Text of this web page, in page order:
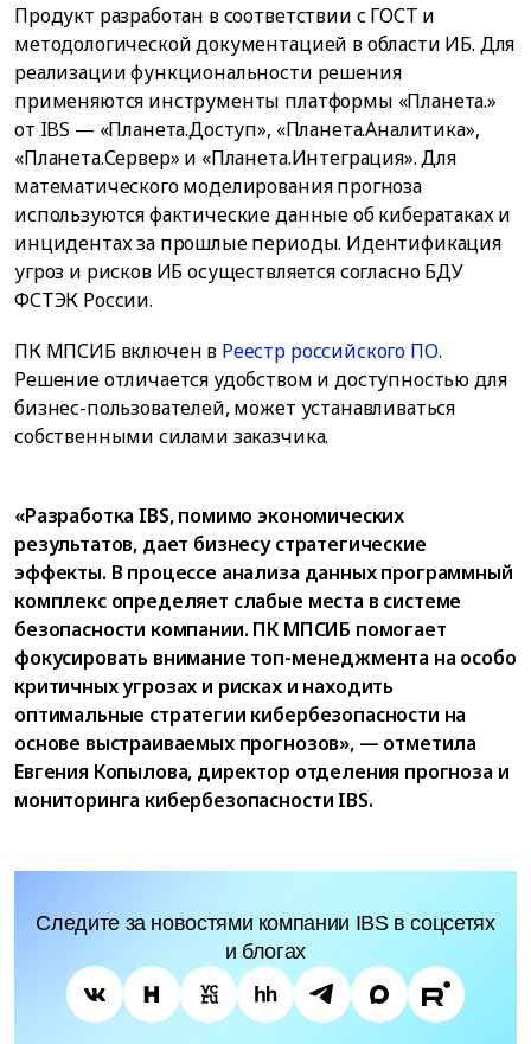
Продукт разработан в соответствии с ГОСТ и
методологической документацией в области ИБ. Для
реализации функциональности решения
применяются инструменты платформы «Планета.»
от IBS — «Планета.Доступ», «Планета.Аналитика»,
«Планета.Сервер» и «Планета.Интеграция». Для
математического моделирования прогноза
используются фактические данные об кибератаках и
инцидентах за прошлые периоды. Идентификация
угроз и рисков ИБ осуществляется согласно БДУ
ФСТЭК России.
ПК МПСИБ включен в Реестр российского ПО.
Решение отличается удобством и доступностью для
бизнес-пользователей, может устанавливаться
собственными силами заказчика.
«Разработка IBS, помимо экономических
результатов, дает бизнесу стратегические
эффекты. В процессе анализа данных программный
комплекс определяет слабые места в системе
безопасности компании. ПК МПСИБ помогает
фокусировать внимание топ-менеджмента на особо
критичных угрозах и рисках и находить
оптимальные стратегии кибербезопасности на
основе выстраиваемых прогнозов», — отметила
Евгения Копылова, директор отделения прогноза и
мониторинга кибербезопасности IBS.
Следите за новостями компании IBS в соцсетях
и блогах